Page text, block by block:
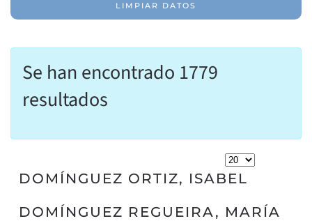
LIMPIAR DATOS
Se han encontrado 1779
resultados
DOMÍNGUEZ ORTIZ, ISABEL
DOMÍNGUEZ REGUEIRA, MARÍA